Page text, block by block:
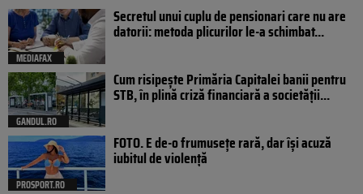
MEDIAFAX
Secretul unui cuplu de pensionari care nu are
datorii: metoda plicurilor le-a schimbat...
GANDUL.RO
Cum risipește Primăria Capitalei banii pentru
STB, în plină criză financiară a societății...
PROSPORT.RO
FOTO. E de-o frumusețe rară, dar își acuză
iubitul de violență